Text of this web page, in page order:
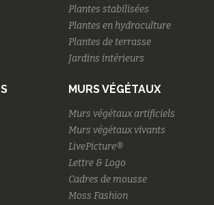
Plantes stabilisées
Plantes en hydroculture
Plantes de terrasse
Jardins intérieurs
MURS VÉGÉTAUX
Murs végétaux artificiels
Murs végétaux vivants
LivePicture®
Lettre & Logo
Cadres de mousse
Moss Fashion